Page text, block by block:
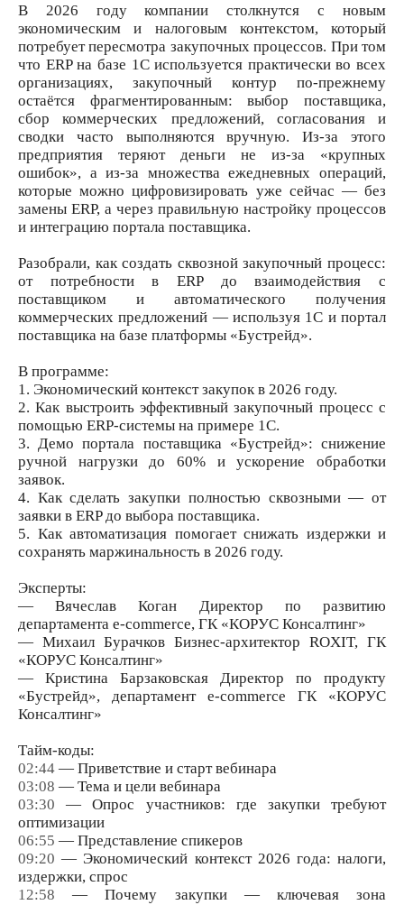
В 2026 году компании столкнутся с новым
экономическим и налоговым контекстом, который
потребует пересмотра закупочных процессов. При том
что ERP на базе 1С используется практически во всех
организациях, закупочный контур по-прежнему
остаётся фрагментированным: выбор поставщика,
сбор коммерческих предложений, согласования и
сводки часто выполняются вручную. Из-за этого
предприятия теряют деньги не из-за «крупных
ошибок», а из-за множества ежедневных операций,
которые можно цифровизировать уже сейчас — без
замены ERP, а через правильную настройку процессов
и интеграцию портала поставщика.
Разобрали, как создать сквозной закупочный процесс:
от потребности в ERP до взаимодействия с
поставщиком и автоматического получения
коммерческих предложений — используя 1С и портал
поставщика на базе платформы «Бустрейд».
В программе:
1. Экономический контекст закупок в 2026 году.
2. Как выстроить эффективный закупочный процесс с
помощью ERP-системы на примере 1С.
3. Демо портала поставщика «Бустрейд»: снижение
ручной нагрузки до 60% и ускорение обработки
заявок.
4. Как сделать закупки полностью сквозными — от
заявки в ERP до выбора поставщика.
5. Как автоматизация помогает снижать издержки и
сохранять маржинальность в 2026 году.
Эксперты:
— Вячеслав Коган Директор по развитию
департамента e-commerce, ГК «КОРУС Консалтинг»
— Михаил Бурачков Бизнес-архитектор ROXIT, ГК
«КОРУС Консалтинг»
— Кристина Барзаковская Директор по продукту
«Бустрейд», департамент e-commerce ГК «КОРУС
Консалтинг»
Тайм-коды:
02:44 — Приветствие и старт вебинара
03:08 — Тема и цели вебинара
03:30 — Опрос участников: где закупки требуют
оптимизации
06:55 — Представление спикеров
09:20 — Экономический контекст 2026 года: налоги,
издержки, спрос
12:58 — Почему закупки — ключевая зона